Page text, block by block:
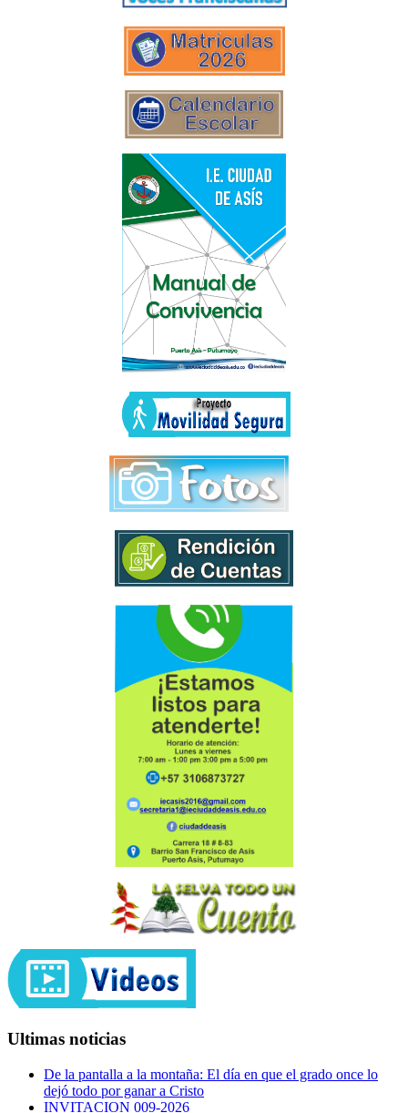
Ultimas noticias
De la pantalla a la montaña: El día en que el grado once lo
dejó todo por ganar a Cristo
INVITACION 009-2026